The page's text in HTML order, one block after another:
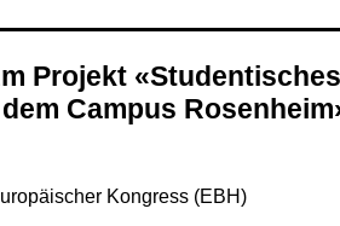
Projekt
Campus
Kongress (EBH)